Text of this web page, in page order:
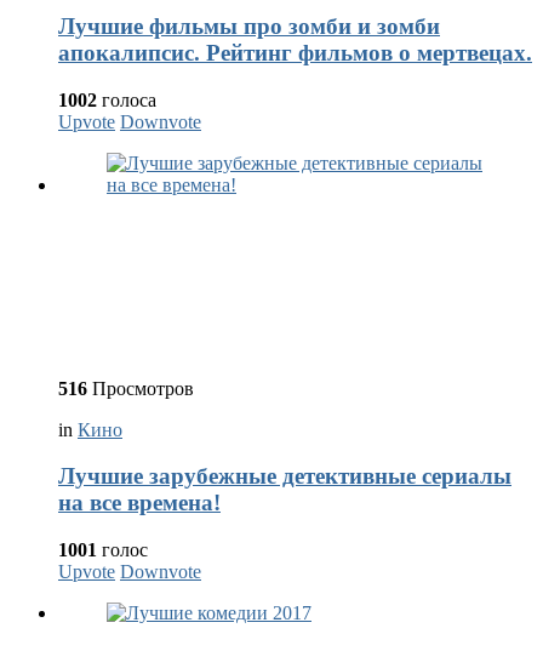
Лучшие фильмы про зомби и зомби
апокалипсис. Рейтинг фильмов о мертвецах.
1002 голоса
Upvote Downvote
516 Просмотров
in Кино
Лучшие зарубежные детективные сериалы
на все времена!
1001 голос
Upvote Downvote